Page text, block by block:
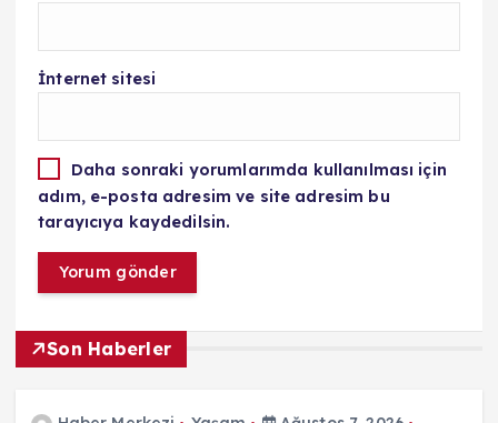
İnternet sitesi
Daha sonraki yorumlarımda kullanılması için
adım, e-posta adresim ve site adresim bu
tarayıcıya kaydedilsin.
Son Haberler